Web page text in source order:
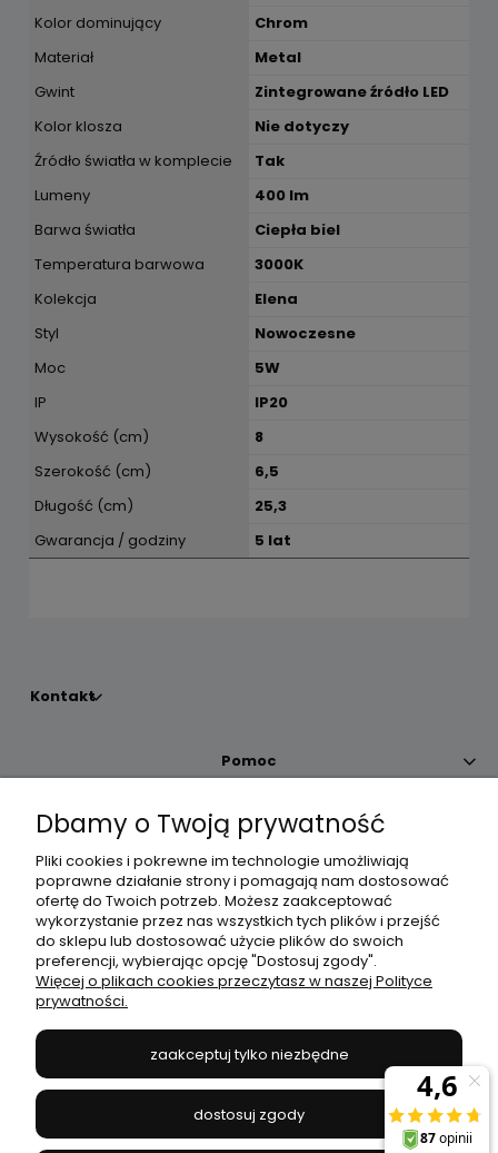
Kolor dominujący
Chrom
Materiał
Metal
Gwint
Zintegrowane źródło LED
Kolor klosza
Nie dotyczy
Źródło światła w komplecie
Tak
Lumeny
400 lm
Barwa światła
Ciepła biel
Temperatura barwowa
3000K
Kolekcja
Elena
Styl
Nowoczesne
Moc
5W
IP
IP20
Wysokość (cm)
8
Szerokość (cm)
6,5
Długość (cm)
25,3
Gwarancja / godziny
5 lat
Kontakt
Pomoc
Moje konto
Płatności i dostawa
Informacje
JANEX
669-050-03-43
504 545 749//E-mail:sklep@janexmarket.pl
Dbamy o Twoją prywatność
Pliki cookies i pokrewne im technologie umożliwiają
poprawne działanie strony i pomagają nam dostosować
ofertę do Twoich potrzeb. Możesz zaakceptować
wykorzystanie przez nas wszystkich tych plików i przejść
do sklepu lub dostosować użycie plików do swoich
preferencji, wybierając opcję "Dostosuj zgody".
Więcej o plikach cookies przeczytasz w naszej Polityce
prywatności.
zaakceptuj tylko niezbędne
dostosuj zgody